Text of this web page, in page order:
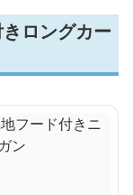
ロングカー